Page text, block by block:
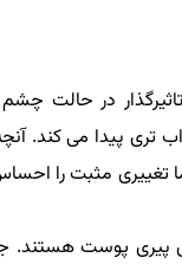
در حالت
تری پیدا می کند.
تغییری مثبت را
پیری پوست هستند.